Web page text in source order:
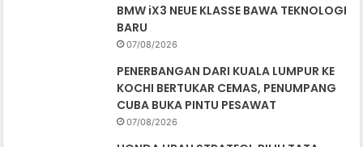
BMW iX3 NEUE KLASSE BAWA TEKNOLOGI
BARU
07/08/2026
PENERBANGAN DARI KUALA LUMPUR KE
KOCHI BERTUKAR CEMAS, PENUMPANG
CUBA BUKA PINTU PESAWAT
07/08/2026